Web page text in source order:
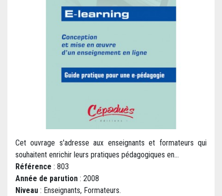
Cet ouvrage s'adresse aux enseignants et formateurs qui
souhaitent enrichir leurs pratiques pédagogiques en...
Référence : 803
Année de parution : 2008
Niveau : Enseignants, Formateurs.